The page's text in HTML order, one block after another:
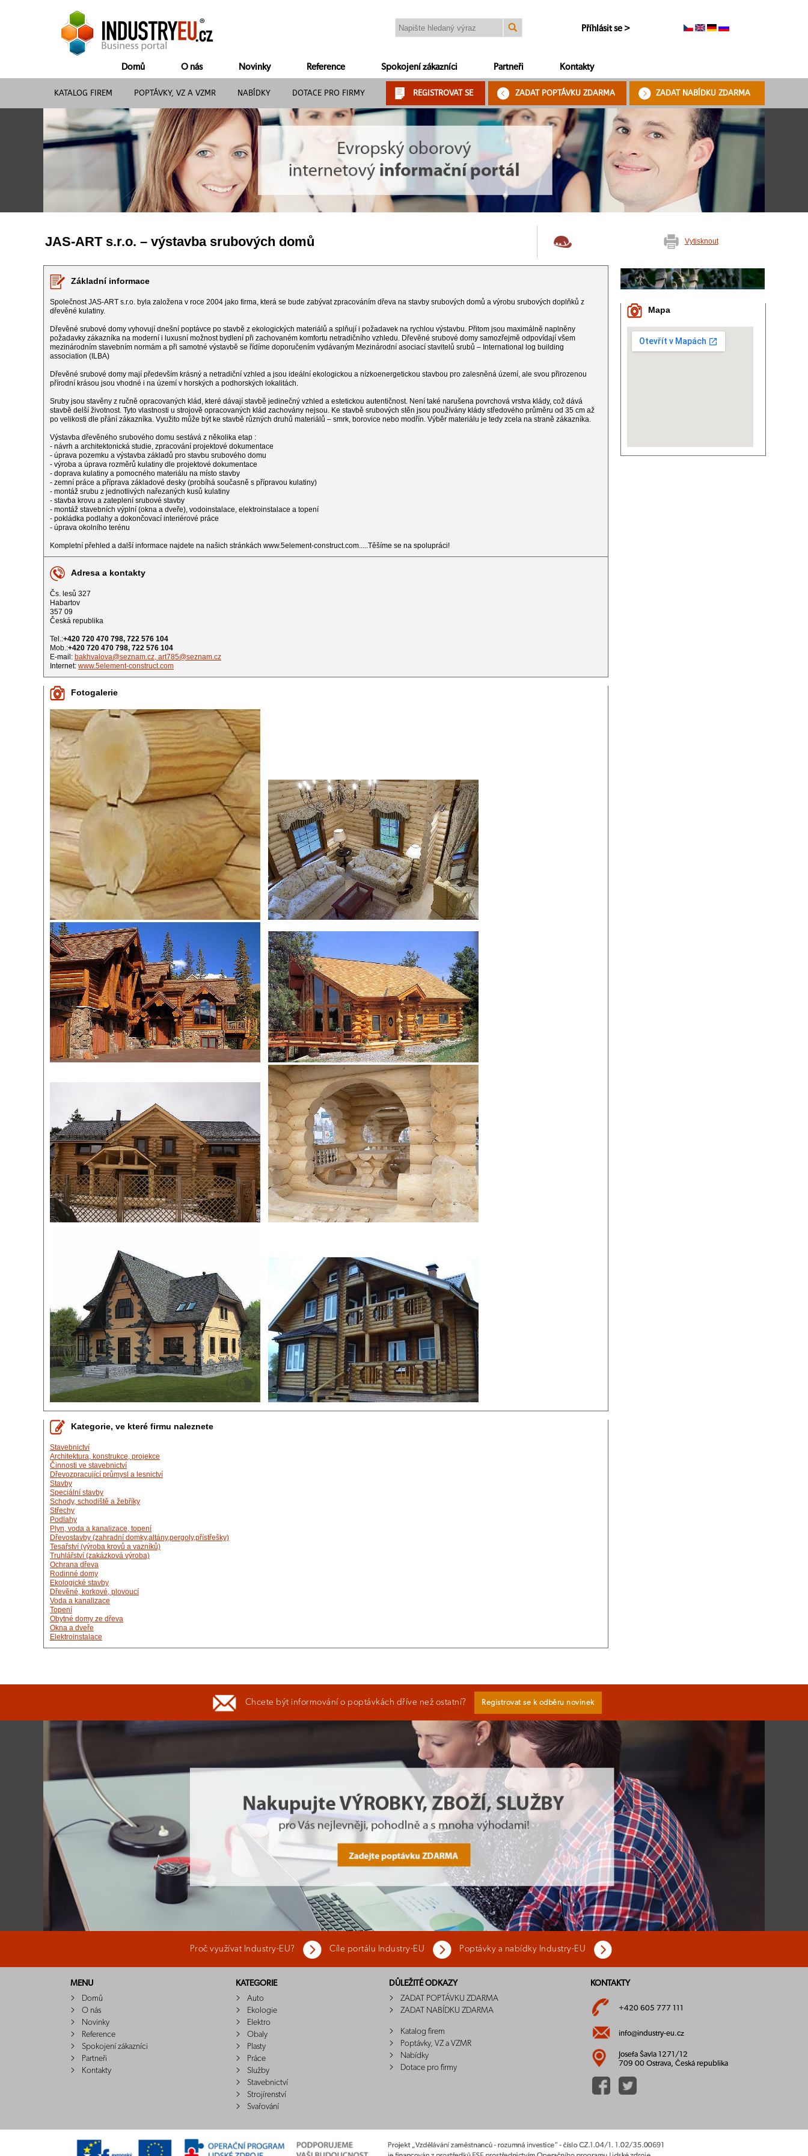
Příhlásit se >
Domů O nás Novinky Reference Spokojení zákazníci Partneři Kontakty
KATALOG FIREM POPTÁVKY, VZ A VZMR NABÍDKY DOTACE PRO FIRMY REGISTROVAT SE ZADAT POPTÁVKU ZDARMA ZADAT NABÍDKU ZDARMA
JAS-ART s.r.o. – výstavba srubových domů Vytisknout
Mapa
Základní informace
Společnost JAS-ART s.r.o. byla založena v roce 2004 jako firma, která se bude zabývat zpracováním dřeva na stavby srubových domů a výrobu srubových doplňků z
dřevěné kulatiny.
Dřevěné srubové domy vyhovují dnešní poptávce po stavbě z ekologických materiálů a splňují i požadavek na rychlou výstavbu. Přitom jsou maximálně naplněny
požadavky zákazníka na moderní i luxusní možnost bydlení při zachovaném komfortu netradičního vzhledu. Dřevěné srubové domy samozřejmě odpovídají všem
mezinárodním stavebním normám a při samotné výstavbě se řídíme doporučením vydávaným Mezinárodní asociací stavitelů srubů – International log building
association (ILBA)
Dřevěné srubové domy mají především krásný a netradiční vzhled a jsou ideální ekologickou a nízkoenergetickou stavbou pro zalesněná území, ale svou přirozenou
přírodní krásou jsou vhodné i na území v horských a podhorských lokalitách.
Sruby jsou stavěny z ručně opracovaných klád, které dávají stavbě jedinečný vzhled a estetickou autentičnost. Není také narušena povrchová vrstva klády, což dává
stavbě delší životnost. Tyto vlastnosti u strojově opracovaných klád zachovány nejsou. Ke stavbě srubových stěn jsou používány klády středového průměru od 35 cm až
po velikosti dle přání zákazníka. Využito může být ke stavbě různých druhů materiálů – smrk, borovice nebo modřín. Výběr materiálu je tedy zcela na straně zákazníka.
Výstavba dřevěného srubového domu sestává z několika etap :
- návrh a architektonická studie, zpracování projektové dokumentace
- úprava pozemku a výstavba základů pro stavbu srubového domu
- výroba a úprava rozměrů kulatiny dle projektové dokumentace
- doprava kulatiny a pomocného materiálu na místo stavby
- zemní práce a příprava základové desky (probíhá současně s přípravou kulatiny)
- montáž srubu z jednotlivých nařezaných kusů kulatiny
- stavba krovu a zateplení srubové stavby
- montáž stavebních výplní (okna a dveře), vodoinstalace, elektroinstalace a topení
- pokládka podlahy a dokončovací interiérové práce
- úprava okolního terénu
Kompletní přehled a další informace najdete na našich stránkách www.5element-construct.com.....Těšíme se na spolupráci!
Adresa a kontakty
Čs. lesů 327
Habartov
357 09
Česká republika
Tel.:+420 720 470 798, 722 576 104
Mob.:+420 720 470 798, 722 576 104
E-mail: bakhvalova@seznam.cz, art785@seznam.cz
Internet: www.5element-construct.com
Fotogalerie
Kategorie, ve které firmu naleznete
Stavebnictví
Architektura, konstrukce, projekce
Činnosti ve stavebnictví
Dřevozpracující průmysl a lesnictví
Stavby
Speciální stavby
Schody, schodiště a žebříky
Střechy
Podlahy
Plyn, voda a kanalizace, topení
Dřevostavby (zahradní domky,altány,pergoly,přístřešky)
Tesařství (výroba krovů a vazníků)
Truhlářství (zakázková výroba)
Ochrana dřeva
Rodinné domy
Ekologické stavby
Dřevěné, korkové, plovoucí
Voda a kanalizace
Topení
Obytné domy ze dřeva
Okna a dveře
Elektroinstalace
Chcete být informování o poptávkách dříve než ostatní? Registrovat se k odběru novinek
Proč využívat Industry-EU? Cíle portálu Industry-EU Poptávky a nabídky Industry-EU
MENU
Domů
O nás
Novinky
Reference
Spokojení zákazníci
Partneři
Kontakty
KATEGORIE
Auto
Ekologie
Elektro
Obaly
Plasty
Práce
Služby
Stavebnictví
Strojírenství
Svařování
DŮLEŽITÉ ODKAZY
ZADAT POPTÁVKU ZDARMA
ZADAT NABÍDKU ZDARMA
Katalog firem
Poptávky, VZ a VZMR
Nabídky
Dotace pro firmy
KONTAKTY
+420 605 777 111
info@industry-eu.cz
Josefa Šavla 1271/12
709 00 Ostrava, Česká republika